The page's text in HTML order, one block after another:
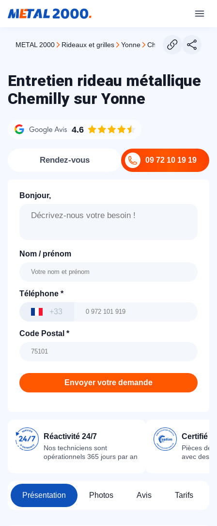
METAL 2000 rideaux et grilles yonne chemilly sur yonne
Entretien rideau métallique
Chemilly sur Yonne
4.6
09 72 10 19 19
Rendez-vous
Bonjour,
Nom / prénom
Téléphone *
+33
Code Postal *
Envoyer votre demande
Réactivité 24/7
Nos techniciens sont
opérationnels 365 jours par an
Certifié
Pièces
avec des
Présentation Photos Avis Tarifs